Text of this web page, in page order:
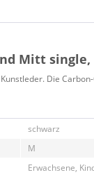
Mitt single,
Die
schwarz
M
Erwachsene,